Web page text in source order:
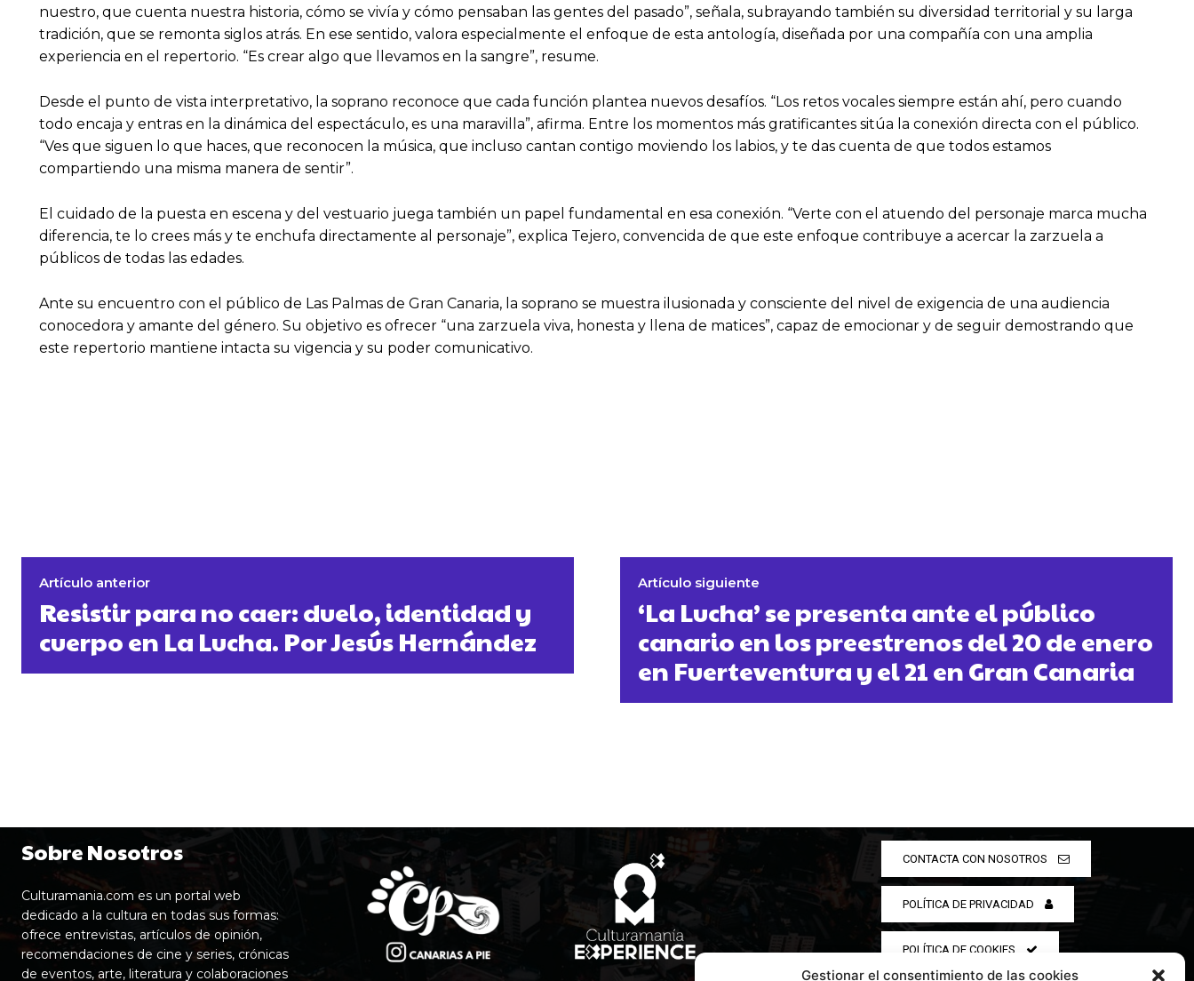
Gestionar el consentimiento de las cookies
nuestro, que cuenta nuestra historia, cómo se vivía y cómo pensaban las gentes del pasado”, señala, subrayando también su diversidad territorial y su larga
tradición, que se remonta siglos atrás. En ese sentido, valora especialmente el enfoque de esta antología, diseñada por una compañía con una amplia
experiencia en el repertorio. “Es crear algo que llevamos en la sangre”, resume.
Desde el punto de vista interpretativo, la soprano reconoce que cada función plantea nuevos desafíos. “Los retos vocales siempre están ahí, pero cuando
todo encaja y entras en la dinámica del espectáculo, es una maravilla”, afirma. Entre los momentos más gratificantes sitúa la conexión directa con el público.
“Ves que siguen lo que haces, que reconocen la música, que incluso cantan contigo moviendo los labios, y te das cuenta de que todos estamos
compartiendo una misma manera de sentir”.
El cuidado de la puesta en escena y del vestuario juega también un papel fundamental en esa conexión. “Verte con el atuendo del personaje marca mucha
diferencia, te lo crees más y te enchufa directamente al personaje”, explica Tejero, convencida de que este enfoque contribuye a acercar la zarzuela a
públicos de todas las edades.
Ante su encuentro con el público de Las Palmas de Gran Canaria, la soprano se muestra ilusionada y consciente del nivel de exigencia de una audiencia
conocedora y amante del género. Su objetivo es ofrecer “una zarzuela viva, honesta y llena de matices”, capaz de emocionar y de seguir demostrando que
este repertorio mantiene intacta su vigencia y su poder comunicativo.
Artículo anterior
Resistir para no caer: duelo, identidad y
cuerpo en La Lucha. Por Jesús Hernández
Artículo siguiente
‘La Lucha’ se presenta ante el público
canario en los preestrenos del 20 de enero
en Fuerteventura y el 21 en Gran Canaria
Sobre Nosotros
Culturamania.com es un portal web
dedicado a la cultura en todas sus formas:
ofrece entrevistas, artículos de opinión,
recomendaciones de cine y series, crónicas
de eventos, arte, literatura y colaboraciones
CONTACTA CON NOSOTROS
POLÍTICA DE PRIVACIDAD
POLÍTICA DE COOKIES